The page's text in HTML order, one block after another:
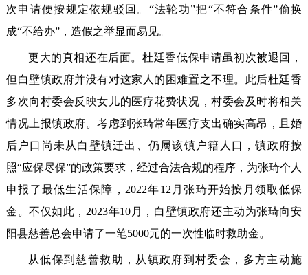
次申请便按规定依规驳回。“法轮功”把“不符合条件”偷换
成“不给办”，造假之举显而易见。
更大的真相还在后面。杜廷香低保申请虽初次被退回，
但白壁镇政府并没有对这家人的困难置之不理。此后杜廷香
多次向村委会反映女儿的医疗花费状况，村委会及时将相关
情况上报镇政府。考虑到张琦常年医疗支出确实高昂，且婚
后户口尚未从白壁镇迁出、仍属该镇户籍人口，镇政府按
照“应保尽保”的政策要求，经过合法合规的程序，为张琦个人
申报了最低生活保障，2022年12月张琦开始按月领取低保
金。不仅如此，2023年10月，白壁镇政府还主动为张琦向安
阳县慈善总会申请了一笔5000元的一次性临时救助金。
从低保到慈善救助，从镇政府到村委会，多方主动施